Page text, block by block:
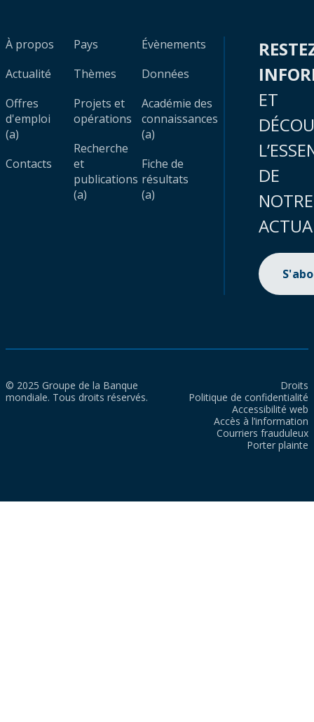
À propos
Actualité
Offres
d'emploi
(a)
Contacts
Pays
Thèmes
Projets et
opérations
Recherche
et
publications
(a)
Évènements
Données
Académie des
connaissances
(a)
Fiche de
résultats
(a)
ET
DE
NOTRE
© 2025 Groupe de la Banque
mondiale. Tous droits réservés.
Droits
Politique de confidentialité
Accessibilité web
Accès à l’information
Courriers frauduleux
Porter plainte